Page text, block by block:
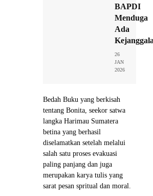
BAPDI
Menduga
Ada
26
JAN
2026
Bedah Buku yang berkisah
tentang Bonita, seekor satwa
langka Harimau Sumatera
betina yang berhasil
diselamatkan setelah melalui
salah satu proses evakuasi
paling panjang dan juga
merupakan karya tulis yang
sarat pesan spritual dan moral.